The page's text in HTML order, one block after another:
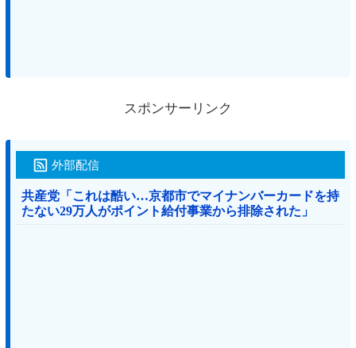
スポンサーリンク
外部配信
共産党「これは酷い…京都市でマイナンバーカードを持
たない29万人がポイント給付事業から排除された」